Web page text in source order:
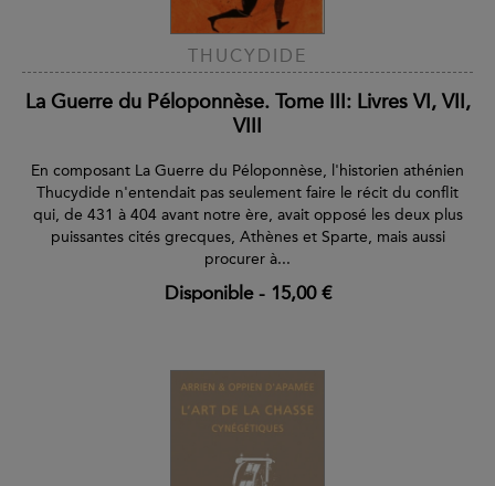
THUCYDIDE
La Guerre du Péloponnèse. Tome III: Livres VI, VII,
VIII
En composant La Guerre du Péloponnèse, l'historien athénien
Thucydide n'entendait pas seulement faire le récit du conflit
qui, de 431 à 404 avant notre ère, avait opposé les deux plus
puissantes cités grecques, Athènes et Sparte, mais aussi
procurer à...
Disponible- 15,00 €